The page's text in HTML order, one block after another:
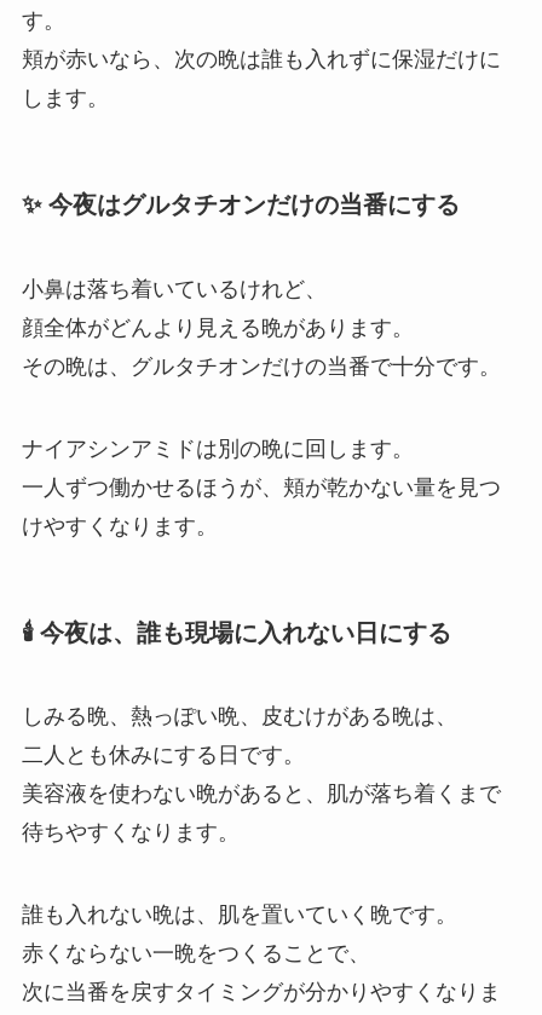
す。
頬が赤いなら、次の晩は誰も入れずに保湿だけに
します。
✨ 今夜はグルタチオンだけの当番にする
小鼻は落ち着いているけれど、
顔全体がどんより見える晩があります。
その晩は、グルタチオンだけの当番で十分です。
ナイアシンアミドは別の晩に回します。
一人ずつ働かせるほうが、頬が乾かない量を見つ
けやすくなります。
🕯 今夜は、誰も現場に入れない日にする
しみる晩、熱っぽい晩、皮むけがある晩は、
二人とも休みにする日です。
美容液を使わない晩があると、肌が落ち着くまで
待ちやすくなります。
誰も入れない晩は、肌を置いていく晩です。
赤くならない一晩をつくることで、
次に当番を戻すタイミングが分かりやすくなりま